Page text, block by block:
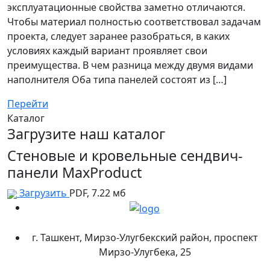
эксплуатационные свойства заметно отличаются.
Чтобы материал полностью соответствовал задачам
проекта, следует заранее разобраться, в каких
условиях каждый вариант проявляет свои
преимущества. В чем разница между двумя видами
наполнителя Оба типа панелей состоят из […]
Перейти
Каталог
Загрузите наш каталог
Стеновые и кровельные сендвич-
панели MaxProduct
Загрузить PDF, 7.22 мб
г. Ташкент, Мирзо-Улугбекский район, проспект
Мирзо-Улугбека, 25